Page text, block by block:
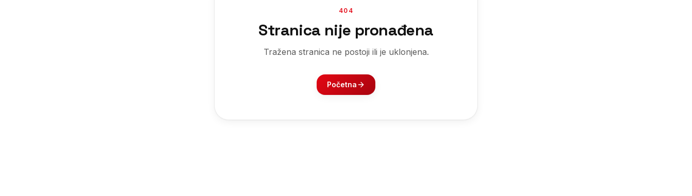
404
Stranica nije pronađena
Tražena stranica ne postoji ili je uklonjena.
Početna